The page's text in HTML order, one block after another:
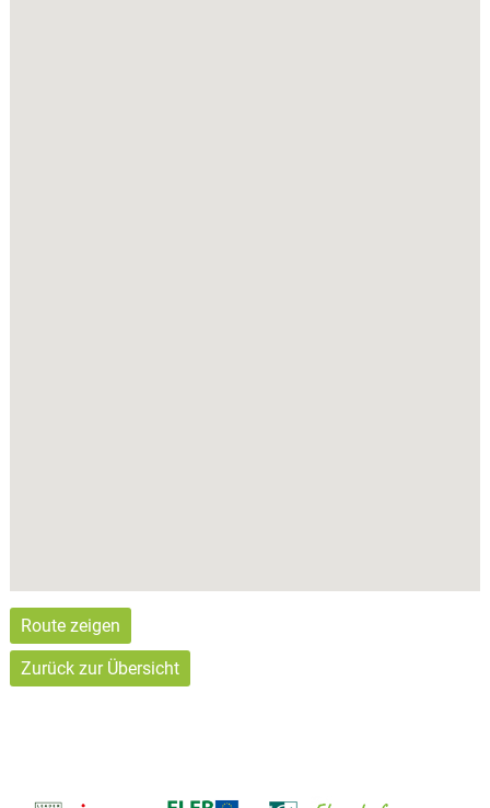
Route zeigen
Zurück zur Übersicht